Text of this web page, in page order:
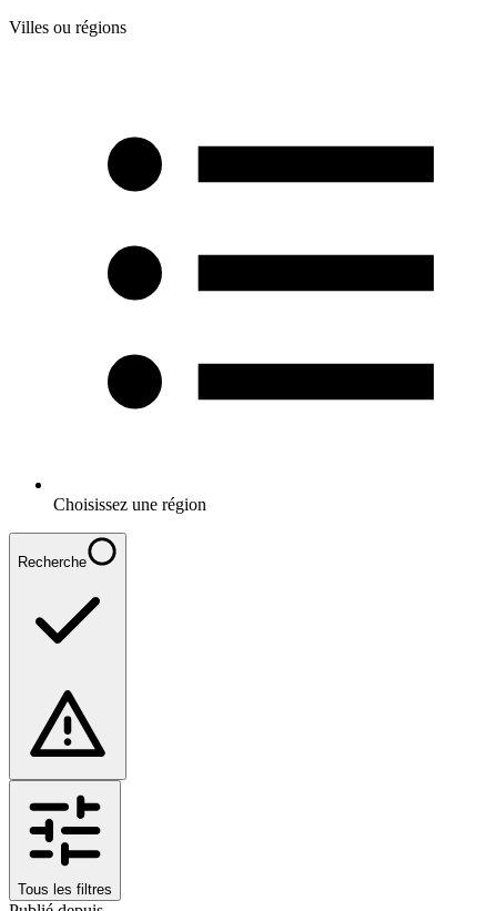
Villes ou régions
Choisissez une région
Recherche
Tous les filtres